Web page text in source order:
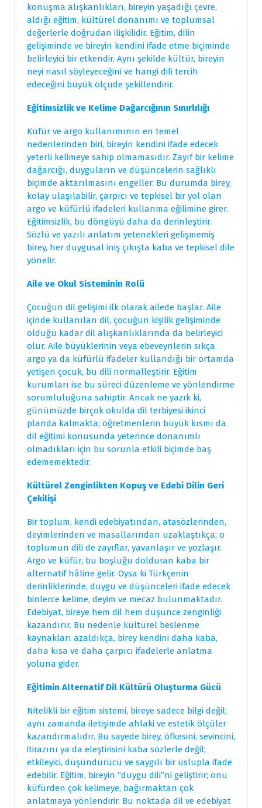
konuşma alışkanlıkları, bireyin yaşadığı çevre,
aldığı eğitim, kültürel donanımı ve toplumsal
değerlerle doğrudan ilişkilidir. Eğitim, dilin
gelişiminde ve bireyin kendini ifade etme biçiminde
belirleyici bir etkendir. Aynı şekilde kültür, bireyin
neyi nasıl söyleyeceğini ve hangi dili tercih
edeceğini büyük ölçüde şekillendirir.
Eğitimsizlik ve Kelime Dağarcığının Sınırlılığı
Küfür ve argo kullanımının en temel
nedenlerinden biri, bireyin kendini ifade edecek
yeterli kelimeye sahip olmamasıdır. Zayıf bir kelime
dağarcığı, duyguların ve düşüncelerin sağlıklı
biçimde aktarılmasını engeller. Bu durumda birey,
kolay ulaşılabilir, çarpıcı ve tepkisel bir yol olan
argo ve küfürlü ifadeleri kullanma eğilimine girer.
Eğitimsizlik, bu döngüyü daha da derinleştirir.
Sözlü ve yazılı anlatım yetenekleri gelişmemiş
birey, her duygusal iniş çıkışta kaba ve tepkisel dile
yönelir.
Aile ve Okul Sisteminin Rolü
Çocuğun dil gelişimi ilk olarak ailede başlar. Aile
içinde kullanılan dil, çocuğun kişilik gelişiminde
olduğu kadar dil alışkanlıklarında da belirleyici
olur. Aile büyüklerinin veya ebeveynlerin sıkça
argo ya da küfürlü ifadeler kullandığı bir ortamda
yetişen çocuk, bu dili normalleştirir. Eğitim
kurumları ise bu süreci düzenleme ve yönlendirme
sorumluluğuna sahiptir. Ancak ne yazık ki,
günümüzde birçok okulda dil terbiyesi ikinci
planda kalmakta; öğretmenlerin büyük kısmı da
dil eğitimi konusunda yeterince donanımlı
olmadıkları için bu sorunla etkili biçimde baş
edememektedir.
Kültürel Zenginlikten Kopuş ve Edebi Dilin Geri
Çekilişi
Bir toplum, kendi edebiyatından, atasözlerinden,
deyimlerinden ve masallarından uzaklaştıkça; o
toplumun dili de zayıflar, yavanlaşır ve yozlaşır.
Argo ve küfür, bu boşluğu dolduran kaba bir
alternatif hâline gelir. Oysa ki Türkçenin
derinliklerinde, duygu ve düşünceleri ifade edecek
binlerce kelime, deyim ve mecaz bulunmaktadır.
Edebiyat, bireye hem dil hem düşünce zenginliği
kazandırır. Bu nedenle kültürel beslenme
kaynakları azaldıkça, birey kendini daha kaba,
daha kısa ve daha çarpıcı ifadelerle anlatma
yoluna gider.
Eğitimin Alternatif Dil Kültürü Oluşturma Gücü
Nitelikli bir eğitim sistemi, bireye sadece bilgi değil;
aynı zamanda iletişimde ahlaki ve estetik ölçüler
kazandırmalıdır. Bu sayede birey, öfkesini, sevincini,
itirazını ya da eleştirisini kaba sözlerle değil;
etkileyici, düşündürücü ve saygılı bir üslupla ifade
edebilir. Eğitim, bireyin “duygu dili”ni geliştirir; onu
küfürden çok kelimeye, bağırmaktan çok
anlatmaya yönlendirir. Bu noktada dil ve edebiyat